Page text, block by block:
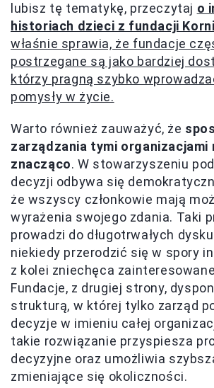
lubisz tę tematykę, przeczytaj o
historiach dzieci z fundacji
właśnie sprawia, że fundacje
postrzegane są jako bardziej
którzy pragną szybko
pomysły w życie.
Warto również zauważyć, że
zarządzania tymi organizacjami
znacząco. W stowarzyszeniu
decyzji odbywa się
że wszyscy członkowie mają
wyrażenia swojego zdania. Taki
prowadzi do długotrwałych
niekiedy przerodzić się w spory
z kolei zniechęca
Fundacje, z drugiej strony,
strukturą, w której tylko zarząd
decyzje w imieniu całej
takie rozwiązanie przyspiesza
decyzyjne oraz umożliwia
zmieniające się okoliczności.